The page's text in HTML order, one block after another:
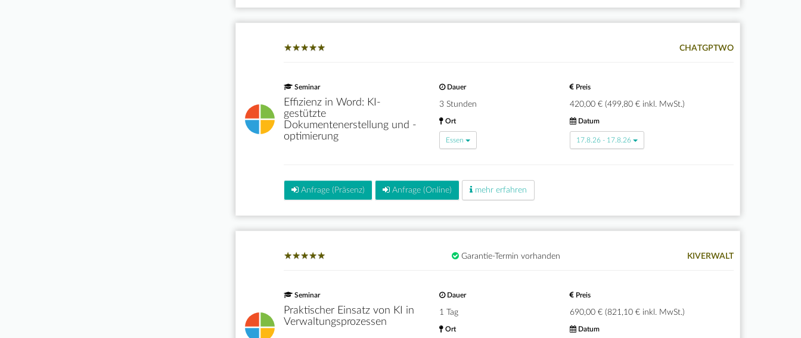
★★★★★
★★★★★ CHATGPTWO
Seminar
Effizienz in Word: KI-
gestützte
Dokumentenerstellung und -
optimierung
Dauer
3 Stunden
Preis
420,00 € (499,80 € inkl. MwSt.)
Ort
Essen
Datum
17.8.26 - 17.8.26
Anfrage (Präsenz) Anfrage (Online) mehr erfahren
★★★★★
★★★★★ Garantie-Termin vorhanden KIVERWALT
Seminar
Praktischer Einsatz von KI in
Verwaltungsprozessen
Dauer
1 Tag
Preis
690,00 € (821,10 € inkl. MwSt.)
Ort Datum